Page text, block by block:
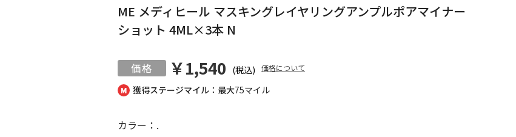
獲得ステージマイル：最大75マイル
ME メディヒール マスキングレイヤリングアンプルポアマイナー
ショット 4ML×3本 N
￥1,540 (税込) 価格について
カラー：.